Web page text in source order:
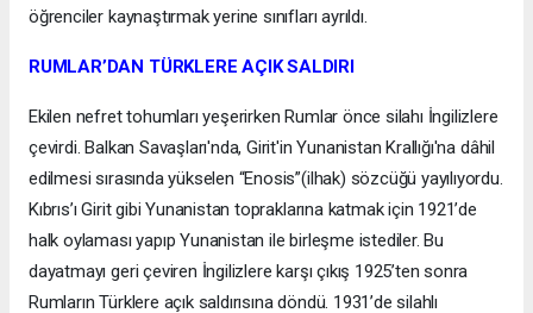
öğrenciler kaynaştırmak yerine sınıfları ayrıldı.
RUMLAR’DAN TÜRKLERE AÇIK SALDIRI
Ekilen nefret tohumları yeşerirken Rumlar önce silahı İngilizlere
çevirdi. Balkan Savaşları'nda, Girit'in Yunanistan Krallığı'na dâhil
edilmesi sırasında yükselen “Enosis”(ilhak) sözcüğü yayılıyordu.
Kıbrıs’ı Girit gibi Yunanistan topraklarına katmak için 1921’de
halk oylaması yapıp Yunanistan ile birleşme istediler. Bu
dayatmayı geri çeviren İngilizlere karşı çıkış 1925’ten sonra
Rumların Türklere açık saldırısına döndü. 1931’de silahlı